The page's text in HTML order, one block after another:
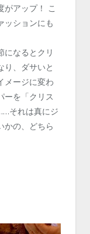
がアップ！ こ
ッションにも
になるとクリ
り、ダサいと
メージに変わ
ーを「クリス
それは真にジ
かの、どちら